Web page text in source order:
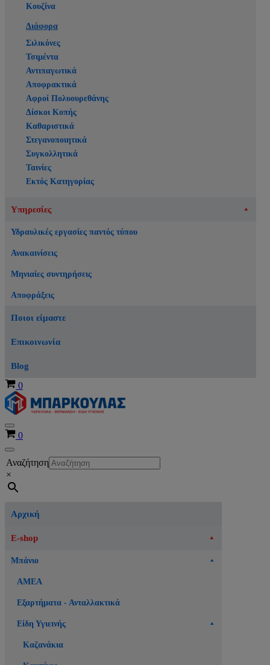
Κουζίνα
Διάφορα
Σιλικόνες
Τσιμέντα
Αντιπαγωτικά
Αποφρακτικά
Αφροί Πολυουρεθάνης
Δίσκοι Κοπής
Καθαριστικά
Στεγανοποιητικά
Συγκολλητικά
Ταινίες
Εκτός Κατηγορίας
Υπηρεσίες
Υδραυλικές εργασίες παντός τύπου
Ανακαινίσεις
Μηνιαίες συντηρήσεις
Αποφράξεις
Ποιοι είμαστε
Επικοινωνία
Blog
Καλάθι
0
Μενού
πλοήγησης
Καλάθι
0
Μενού
πλοήγησης
Αναζήτηση
×
Αρχική
E-shop
Μπάνιο
ΑΜΕΑ
Εξαρτήματα - Ανταλλακτικά
Είδη Υγιεινής
Καζανάκια